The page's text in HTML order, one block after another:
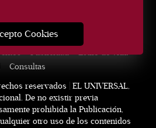
Cookies
Quiénes somos
Publicidad
Estilo de vida
Consultas
reservados | EL UNIVERSAL,
De no existir previa
prohibida la Publicación,
otro uso de los contenidos